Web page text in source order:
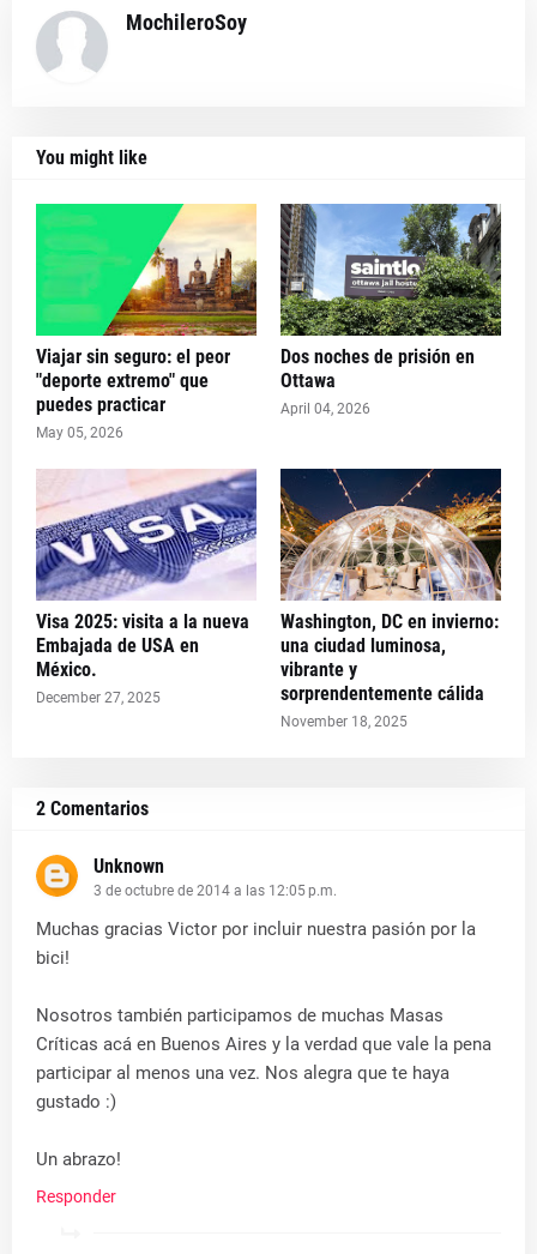
MochileroSoy
You might like
Viajar sin seguro: el peor
"deporte extremo" que
puedes practicar
May 05, 2026
Dos noches de prisión en
Ottawa
April 04, 2026
Visa 2025: visita a la nueva
Embajada de USA en
México.
December 27, 2025
Washington, DC en invierno:
una ciudad luminosa,
vibrante y
sorprendentemente cálida
November 18, 2025
2 Comentarios
Unknown
3 de octubre de 2014 a las 12:05 p.m.
Muchas gracias Victor por incluir nuestra pasión por la
bici!
Nosotros también participamos de muchas Masas
Críticas acá en Buenos Aires y la verdad que vale la pena
participar al menos una vez. Nos alegra que te haya
gustado :)
Un abrazo!
Responder